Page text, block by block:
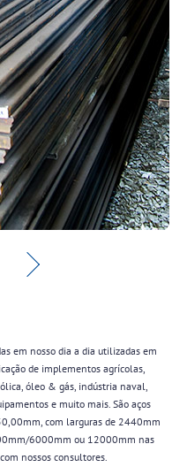
em nosso dia a dia utilizadas em
de implementos agrícolas,
óleo & gás, indústria naval,
e muito mais. São aços
com larguras de 2440mm
6000mm ou 12000mm nas
nossos consultores.
e-
o
meus
de
seus
mais
de